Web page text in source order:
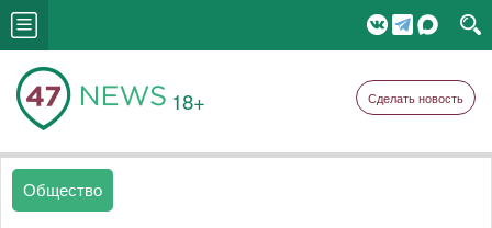
18+ Сделать новость
Общество